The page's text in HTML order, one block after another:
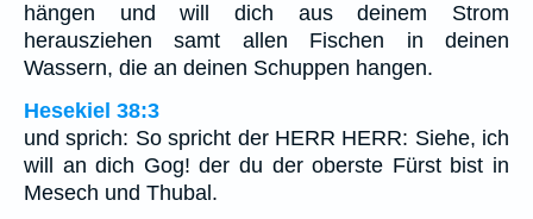
hängen und will dich aus deinem Strom
herausziehen samt allen Fischen in deinen
Wassern, die an deinen Schuppen hangen.
Hesekiel 38:3
und sprich: So spricht der HERR HERR: Siehe, ich
will an dich Gog! der du der oberste Fürst bist in
Mesech und Thubal.